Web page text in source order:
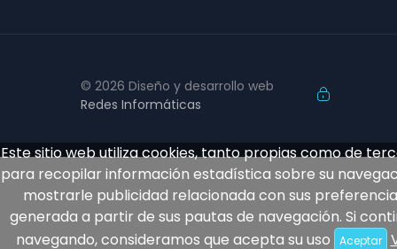
© 2026 Diseño y desarrollo web
Redes Informáticas
Este sitio web utiliza cookies, tanto propias como de
para recopilar información estadística sobre su
mostrarle publicidad relacionada con sus
generada a partir de sus pautas de navegación. Si
navegando, consideramos que acepta su uso
Aceptar